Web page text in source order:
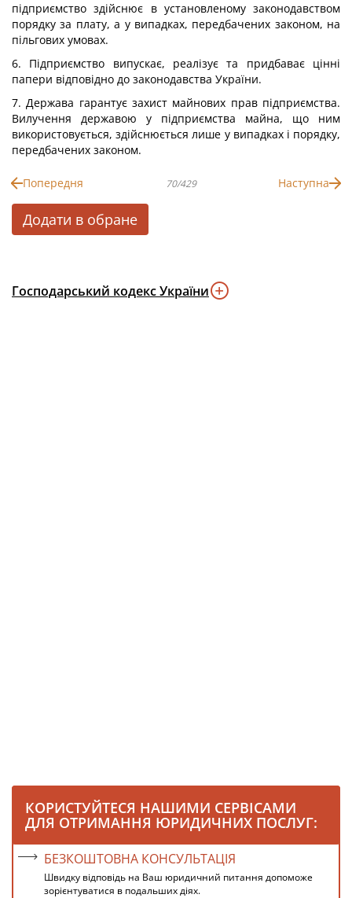
підприємство здійснює в установленому законодавством
порядку за плату, а у випадках, передбачених законом, на
пільгових умовах.
6. Підприємство випускає, реалізує та придбаває цінні
папери відповідно до законодавства України.
7. Держава гарантує захист майнових прав підприємства.
Вилучення державою у підприємства майна, що ним
використовується, здійснюється лише у випадках і порядку,
передбачених законом.
Попередня 70/429 Наступна
Додати в обране
Господарський кодекс України
КОРИСТУЙТЕСЯ НАШИМИ СЕРВІСАМИ
ДЛЯ ОТРИМАННЯ ЮРИДИЧНИХ ПОСЛУГ:
БЕЗКОШТОВНА КОНСУЛЬТАЦІЯ
Швидку відповідь на Ваш юридичний питання допоможе
зорієнтуватися в подальших діях.